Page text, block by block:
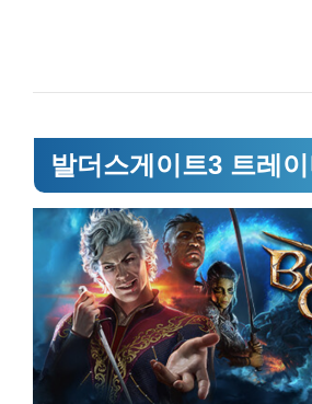
발더스게이트3 트레